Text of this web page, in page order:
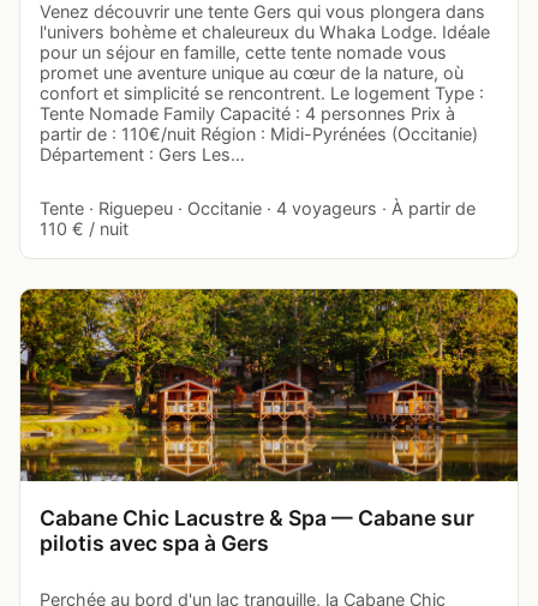
Venez découvrir une tente Gers qui vous plongera dans
l'univers bohème et chaleureux du Whaka Lodge. Idéale
pour un séjour en famille, cette tente nomade vous
promet une aventure unique au cœur de la nature, où
confort et simplicité se rencontrent. Le logement Type :
Tente Nomade Family Capacité : 4 personnes Prix à
partir de : 110€/nuit Région : Midi-Pyrénées (Occitanie)
Département : Gers Les…
Tente · Riguepeu · Occitanie · 4 voyageurs · À partir de
110 € / nuit
Cabane Chic Lacustre & Spa — Cabane sur
pilotis avec spa à Gers
Perchée au bord d'un lac tranquille, la Cabane Chic